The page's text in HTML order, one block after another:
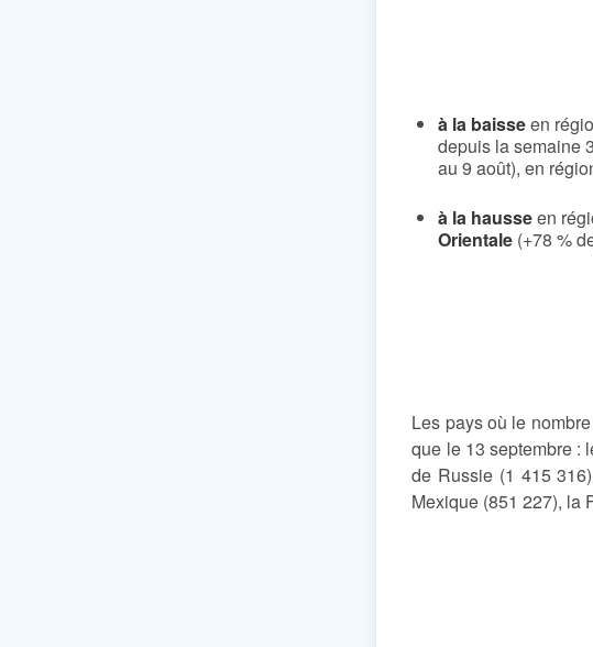
à la baisseen
depuis la semaine
au 9 août), en
à la hausseen
Orientale (+78 %
Les pays où le
que le 13 septembre :
de Russie (1 415
Mexique (851 227), la